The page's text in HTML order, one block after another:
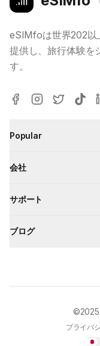
eSIMfoは世界202以
提供し、旅行体験を
す。
Popular
会社
サポート
ブログ
©2025
プライバ